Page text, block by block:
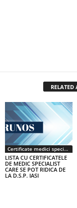
RELATED
Certificate medici specialiști / primari
LISTA CU CERTIFICATELE
DE MEDIC SPECIALIST
CARE SE POT RIDICA DE
LA D.S.P. IASI